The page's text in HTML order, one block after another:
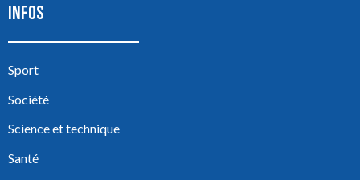
INFOS
Sport
Société
Science et technique
Santé